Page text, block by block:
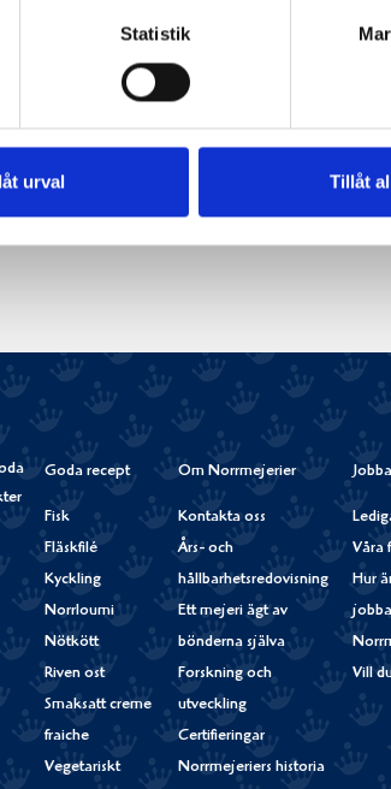
Statistik
urval Tillåt
Goda recept
Fisk
Fläskfilé
Kyckling
Norrloumi
Nötkött
Riven ost
Smaksatt creme
fraiche
Vegetariskt
Om Norrmejerier
Kontakta oss
Års- och
hållbarhetsredovisning
Ett mejeri ägt av
bönderna själva
Forskning och
utveckling
Certifieringar
Norrmejeriers historia
Våra
Hur
Vill